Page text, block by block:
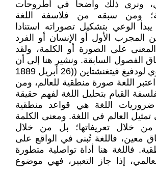
ونرى ذلك واضحا في أطروحات
ومن سبقه من فلاسفة اللغة
الوعي بتشكيل تصوراته استنادا
المجرب الأول أو الإنسان أو الفرد
على الصورة أو الكلمة، ولقد
الفصول السابقة. ونشير هنا إلى أن
الفيلسوف النمساوي لودفيغ فيتغنشتاين ((26 أبريل 1889
1951)، اعتبر اللغة صورة منطقية للعالم، ومن
القيام بتحليل اللغة لفهم حقيقة
ضروريات اللغة هي قواعد منطقية
تمثيل العالم في اللغة. ومعنى الكلمة
خلال تعريفاتها؛ بل من خلال
معين، فاللغة تُبنى في الواقع على
فاللغة هنا أداة تواصلية متطورة
إذا جاز التعبير، فهي موضوع